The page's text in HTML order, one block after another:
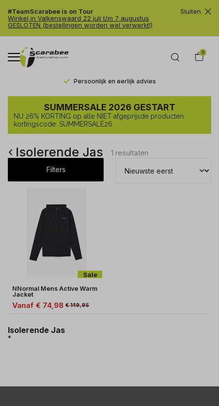
#TeamScarabee is on Tour
Winkel in Valkenswaard 22 juli t/m 7 augustus
GESLOTEN (bestellingen worden wel verwerkt!)
Sluiten
0
Persoonlijk en eerlijk advies
Isolerende
Jas
SUMMERSALE 2026 GESTART
NU 26% KORTING op alle NIET afgeprijsde producten
kortingscode: SUMMERSALE26
Isolerende Jas 1 resultaten
Filters
Sale
NNormal Mens Active Warm
Jacket
Vanaf € 74,98 € 149,95
Isolerende Jas
*